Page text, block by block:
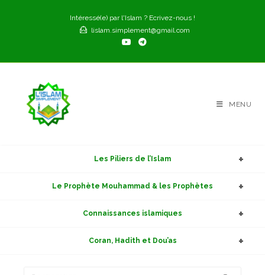
Intéressé(e) par l'Islam ? Ecrivez-nous !
lislam.simplement@gmail.com
MENU
Les Piliers de l’Islam
Le Prophète Mouhammad & les Prophètes
Connaissances islamiques
Coran, Hadith et Dou’as